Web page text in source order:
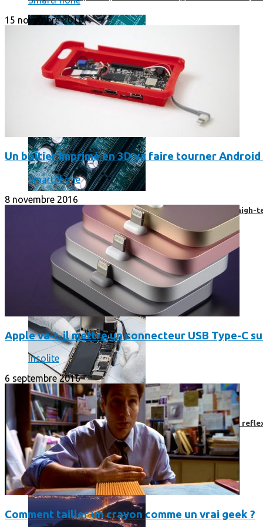
Prendre une extension de garantie pour vos appareils high-
Faut-il encore emmener son bon vieux appareil photo «
15 novembre 2016
Un boîtier imprimé en 3D va faire tourner
SmartPhone
8 novembre 2016
Apple va-t-il mettre un connecteur USB Type-C
Insolite
6 septembre 2016
Comment tailler un crayon comme un vrai geek ?